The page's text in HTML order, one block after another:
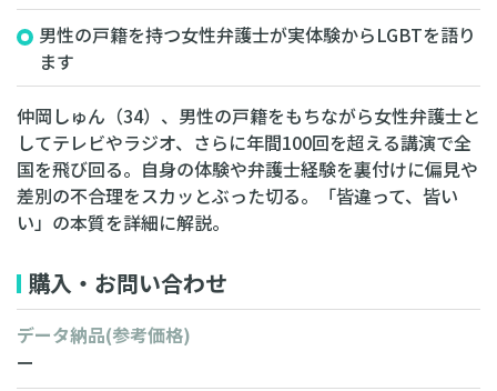
男性の戸籍を持つ女性弁護士が実体験からLGBTを語り
ます
仲岡しゅん（34）、男性の戸籍をもちながら女性弁護士と
してテレビやラジオ、さらに年間100回を超える講演で全
国を飛び回る。自身の体験や弁護士経験を裏付けに偏見や
差別の不合理をスカッとぶった切る。「皆違って、皆い
い」の本質を詳細に解説。
購入・お問い合わせ
データ納品(参考価格)
ー